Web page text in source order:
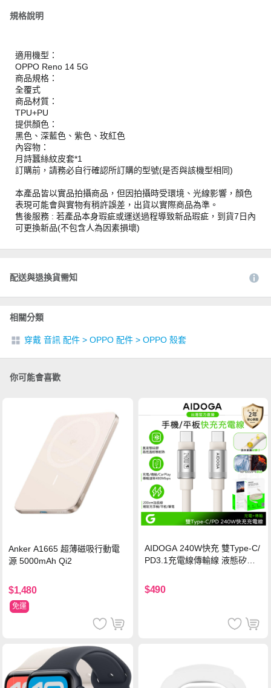
規格說明
適用機型：
OPPO Reno 14 5G
商品規格：
全覆式
商品材質：
TPU+PU
提供顏色：
黑色、深藍色、紫色、玫紅色
內容物：
月詩蠶絲紋皮套*1
訂購前，請務必自行確認所訂購的型號(是否與該機型相同)
本產品皆以實品拍攝商品，但因拍攝時受環境、光線影響，顏色
表現可能會與實物有稍許誤差，出貨以實際商品為準。
售後服務 : 若產品本身瑕疵或運送過程導致新品瑕疵，到貨7日內
可更換新品(不包含人為因素損壞)
配送與退換貨需知
相關分類
穿戴 音訊 配件 > OPPO 配件 > OPPO 殼套
你可能會喜歡
Anker A1665 超薄磁吸行動電
源 5000mAh Qi2
$1,480
免運
AIDOGA 240W快充 雙Type-C/
PD3.1充電線傳輸線 液態矽膠
機/平板/筆電
$490